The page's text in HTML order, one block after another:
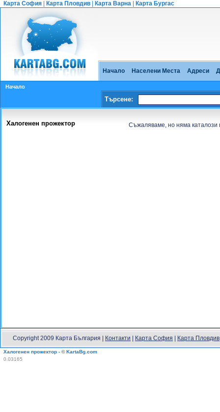
Карта София Карта Пловдив Карта Варна Карта Бургас
Начало Населени Места Адреси
Начало
Търсене:
Халогенен прожектор Съжаляваме, но няма каталози
Copyright 2009 Карта България | Контакти Карта София Карта Пловдив
Халогенен прожектор - © KartaBg.com
0.03165